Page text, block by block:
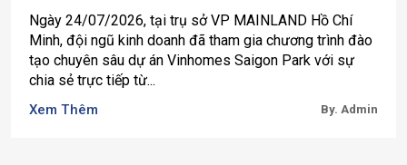
Ngày 24/07/2026, tại trụ sở VP MAINLAND Hồ Chí
Minh, đội ngũ kinh doanh đã tham gia chương trình đào
tạo chuyên sâu dự án Vinhomes Saigon Park với sự
chia sẻ trực tiếp từ...
Xem Thêm By. Admin